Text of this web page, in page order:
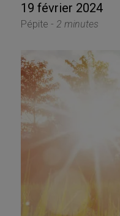
19 février 2024
Pépite - 2 minutes